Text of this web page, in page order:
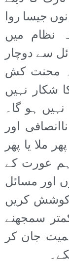
جیسا روا
نظام میں
سے دوچار
کہ محنت کش
شکار نہیں
ہو گا۔
اور
ملا یا پھر
عورت کے
اور مسائل
کریں
سمجھنے
جان کر